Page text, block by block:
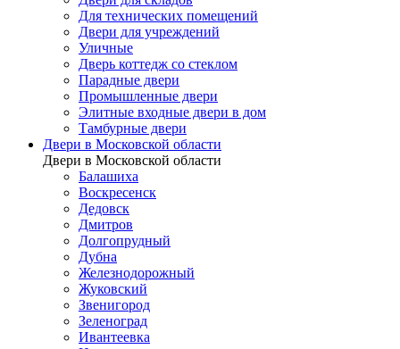
Для технических помещений
Двери для учреждений
Уличные
Дверь коттедж со стеклом
Парадные двери
Промышленные двери
Элитные входные двери в дом
Тамбурные двери
Двери в Московской области
Двери в Московской области
Балашиха
Воскресенск
Дедовск
Дмитров
Долгопрудный
Дубна
Железнодорожный
Жуковский
Звенигород
Зеленоград
Ивантеевка